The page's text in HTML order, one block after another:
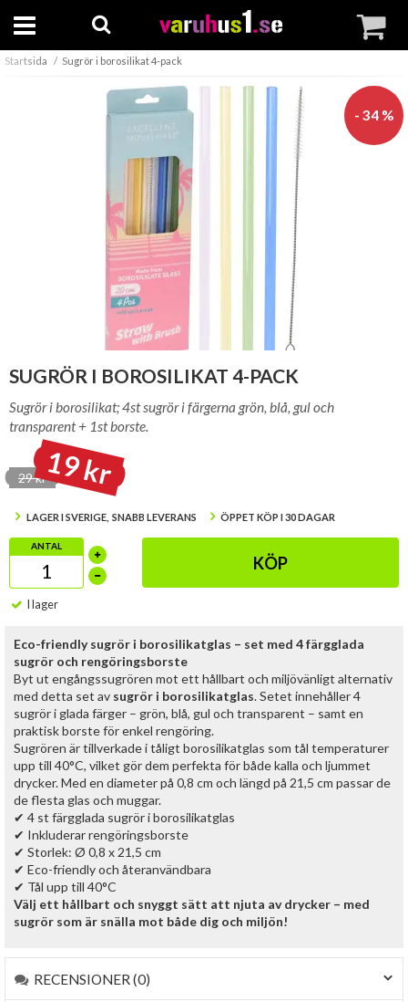
Startsida Sugrör i borosilikat 4-pack
- 34 %
SUGRÖR I BOROSILIKAT 4-PACK
Sugrör i borosilikat; 4st sugrör i färgerna grön, blå, gul och
transparent + 1st borste.
29 kr19 kr
LAGER I SVERIGE, SNABB LEVERANS ÖPPET KÖP I 30 DAGAR
ANTAL
KÖP
I lager
Eco-friendly sugrör i borosilikatglas – set med 4 färgglada
sugrör och rengöringsborste
Byt ut engångssugrören mot ett hållbart och miljövänligt alternativ
med detta set av sugrör i borosilikatglas. Setet innehåller 4
sugrör i glada färger – grön, blå, gul och transparent – samt en
praktisk borste för enkel rengöring.
Sugrören är tillverkade i tåligt borosilikatglas som tål temperaturer
upp till 40°C, vilket gör dem perfekta för både kalla och ljummet
drycker. Med en diameter på 0,8 cm och längd på 21,5 cm passar de
de flesta glas och muggar.
✔ 4 st färgglada sugrör i borosilikatglas
✔ Inkluderar rengöringsborste
✔ Storlek: Ø 0,8 x 21,5 cm
✔ Eco-friendly och återanvändbara
✔ Tål upp till 40°C
Välj ett hållbart och snyggt sätt att njuta av drycker – med
sugrör som är snälla mot både dig och miljön!
RECENSIONER (0)